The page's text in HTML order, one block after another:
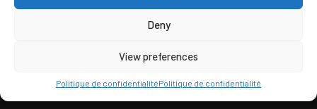
Deny
View preferences
Politique de confidentialitéPolitique de confidentialité
À PROPOS DE SAINT-ZOUTILS